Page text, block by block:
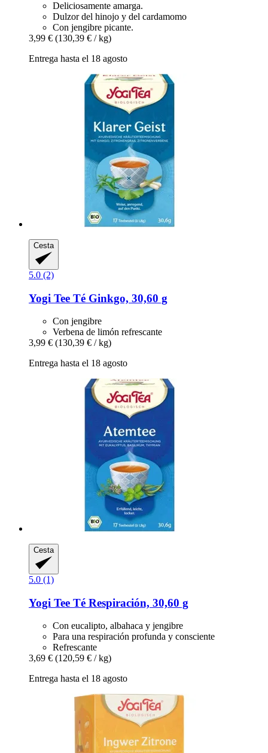
Deliciosamente amarga.
Dulzor del hinojo y del cardamomo
Con jengibre picante.
3,99 € (130,39 € / kg)
Entrega hasta el 18 agosto
Cesta
5.0 (2)
Yogi Tee Té Ginkgo, 30,60 g
Con jengibre
Verbena de limón refrescante
3,99 € (130,39 € / kg)
Entrega hasta el 18 agosto
Cesta
5.0 (1)
Yogi Tee Té Respiración, 30,60 g
Con eucalipto, albahaca y jengibre
Para una respiración profunda y consciente
Refrescante
3,69 € (120,59 € / kg)
Entrega hasta el 18 agosto